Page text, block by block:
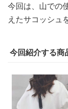
今回は、山での
えたサコッシュ
今回紹介する商